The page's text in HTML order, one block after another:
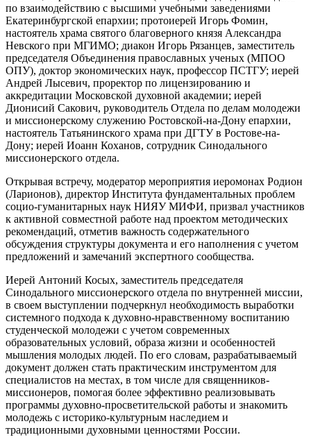
по взаимодействию с высшими учебными заведениями
Екатеринбургской епархии; протоиерей Игорь Фомин,
настоятель храма святого благоверного князя Александра
Невского при МГИМО; диакон Игорь Рязанцев, заместитель
председателя Объединения православных ученых (МПОО
ОПУ), доктор экономических наук, профессор ПСТГУ; иерей
Андрей Лысевич, проректор по лицензированию и
аккредитации Московской духовной академии; иерей
Дионисий Сакович, руководитель Отдела по делам молодежи
и миссионерскому служению Ростовской-на-Дону епархии,
настоятель Татьянинского храма при ДГТУ в Ростове-на-
Дону; иерей Иоанн Коханов, сотрудник Синодального
миссионерского отдела.
Открывая встречу, модератор мероприятия иеромонах Родион
(Ларионов), директор Института фундаментальных проблем
социо-гуманитарных наук НИЯУ МИФИ, призвал участников
к активной совместной работе над проектом методических
рекомендаций, отметив важность содержательного
обсуждения структуры документа и его наполнения с учетом
предложений и замечаний экспертного сообщества.
Иерей Антоний Косых, заместитель председателя
Синодального миссионерского отдела по внутренней миссии,
в своем выступлении подчеркнул необходимость выработки
системного подхода к духовно-нравственному воспитанию
студенческой молодежи с учетом современных
образовательных условий, образа жизни и особенностей
мышления молодых людей. По его словам, разрабатываемый
документ должен стать практическим инструментом для
специалистов на местах, в том числе для священников-
миссионеров, помогая более эффективно реализовывать
программы духовно-просветительской работы и знакомить
молодежь с историко-культурным наследием и
традиционными духовными ценностями России.